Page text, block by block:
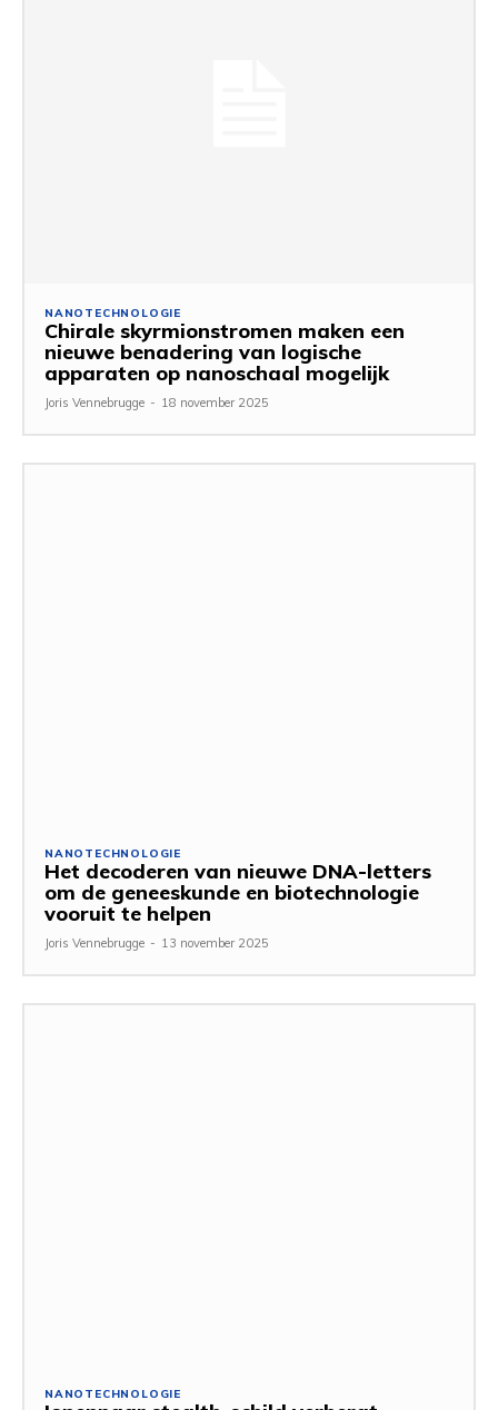
NANOTECHNOLOGIE
Chirale skyrmionstromen maken een
nieuwe benadering van logische
apparaten op nanoschaal mogelijk
Joris Vennebrugge - 18 november 2025
NANOTECHNOLOGIE
Het decoderen van nieuwe DNA-letters
om de geneeskunde en biotechnologie
vooruit te helpen
Joris Vennebrugge - 13 november 2025
NANOTECHNOLOGIE